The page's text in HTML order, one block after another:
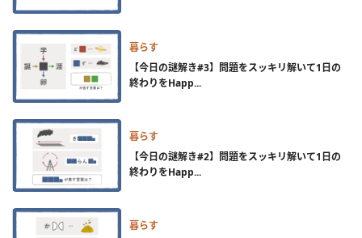
暮らす
【今日の謎解き#3】問題をスッキリ解いて1日の
終わりをHapp...
暮らす
【今日の謎解き#2】問題をスッキリ解いて1日の
終わりをHapp...
暮らす